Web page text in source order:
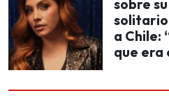
sobre
a Chile:
que era